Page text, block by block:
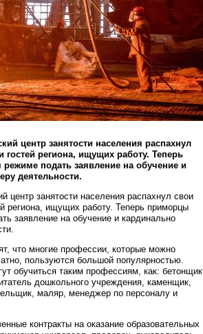
центр занятости населения распахнул
гостей региона, ищущих работу. Теперь
подать заявление на обучение и
деятельности.
центр занятости населения распахнул свои
региона, ищущих работу. Теперь приморцы
заявление на обучение и кардинально
что многие профессии, которые можно
пользуются большой популярностью.
обучиться таким профессиям, как: бетонщик,
дошкольного учреждения, каменщик,
маляр, менеджер по персоналу и
контракты на оказание образовательных